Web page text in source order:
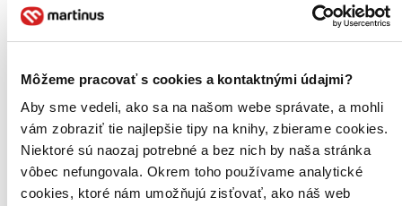
Môžeme pracovať s cookies a kontaktnými údajmi?
Aby sme vedeli, ako sa na našom webe správate, a mohli
vám zobraziť tie najlepšie tipy na knihy, zbierame cookies.
Niektoré sú naozaj potrebné a bez nich by naša stránka
vôbec nefungovala. Okrem toho používame analytické
cookies, ktoré nám umožňujú zisťovať, ako náš web
Jeden z najlepších albumov od čias Joshua Tree tejto legendárnej
kapely.Super .... zrejú ako víno...
U2: Songs Of Experience Deluxe